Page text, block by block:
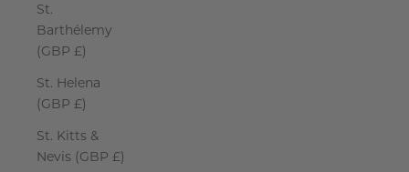
St.
Barthélemy
(GBP £)
St. Helena
(GBP £)
St. Kitts &
Nevis (GBP £)